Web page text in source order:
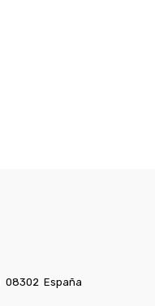
08302 España